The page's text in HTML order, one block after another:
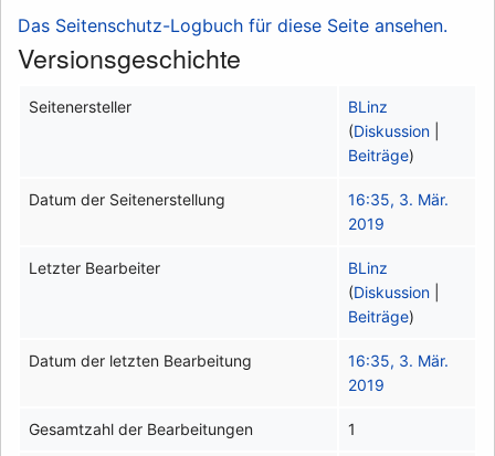
Das Seitenschutz-Logbuch für diese Seite ansehen.
Versionsgeschichte
Seitenersteller
BLinz
(Diskussion
Beiträge)
Datum der Seitenerstellung
16:35, 3. Mär.
2019
Letzter Bearbeiter
BLinz
(Diskussion
Beiträge)
Datum der letzten Bearbeitung
16:35, 3. Mär.
2019
Gesamtzahl der Bearbeitungen 1